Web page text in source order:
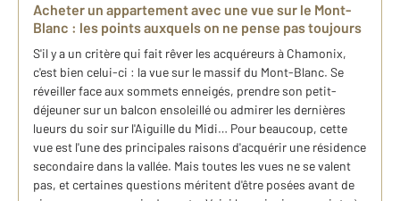
Acheter un appartement avec une vue sur le Mont-
Blanc : les points auxquels on ne pense pas toujours
S'il y a un critère qui fait rêver les acquéreurs à Chamonix,
c'est bien celui-ci : la vue sur le massif du Mont-Blanc. Se
réveiller face aux sommets enneigés, prendre son petit-
déjeuner sur un balcon ensoleillé ou admirer les dernières
lueurs du soir sur l'Aiguille du Midi… Pour beaucoup, cette
vue est l'une des principales raisons d'acquérir une résidence
secondaire dans la vallée. Mais toutes les vues ne se valent
pas, et certaines questions méritent d'être posées avant de